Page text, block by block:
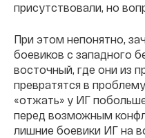
присутствовали, но
При этом непонятно,
боевиков с западного
восточный, где они из
превратятся в
«отжать» у ИГ
перед возможным
лишние боевики ИГ на